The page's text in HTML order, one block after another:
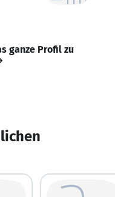
ganze Profil zu